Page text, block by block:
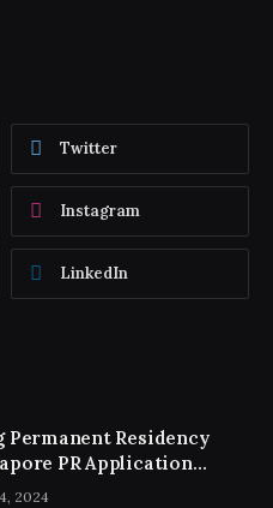
Twitter
Instagram
LinkedIn
Permanent Residency
PR Application
Simplifies the Process
2024